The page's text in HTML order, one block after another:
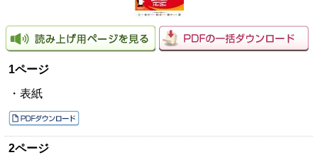
1ページ
・表紙
2ページ